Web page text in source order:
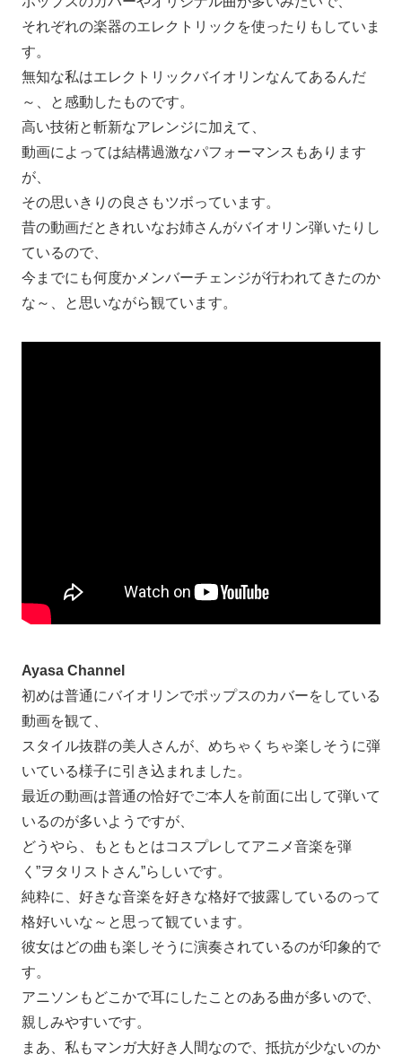
それぞれの楽器のエレクトリックを使ったりもしていま
す。
無知な私はエレクトリックバイオリンなんてあるんだ
～、と感動したものです。
高い技術と斬新なアレンジに加えて、
動画によっては結構過激なパフォーマンスもあります
が、
その思いきりの良さもツボっています。
昔の動画だときれいなお姉さんがバイオリン弾いたりし
ているので、
今までにも何度かメンバーチェンジが行われてきたのか
な～、と思いながら観ています。
Ayasa Channel
初めは普通にバイオリンでポップスのカバーをしている
動画を観て、
スタイル抜群の美人さんが、めちゃくちゃ楽しそうに弾
いている様子に引き込まれました。
最近の動画は普通の恰好でご本人を前面に出して弾いて
いるのが多いようですが、
どうやら、もともとはコスプレしてアニメ音楽を弾
く”ヲタリストさん”らしいです。
純粋に、好きな音楽を好きな格好で披露しているのって
格好いいな～と思って観ています。
彼女はどの曲も楽しそうに演奏されているのが印象的で
す。
アニソンもどこかで耳にしたことのある曲が多いので、
親しみやすいです。
まあ、私もマンガ大好き人間なので、抵抗が少ないのか